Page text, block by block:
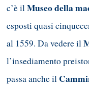
c’è il Museo della
esposti quasi
al 1559. Da vedere il
l’insediamento
passa anche il